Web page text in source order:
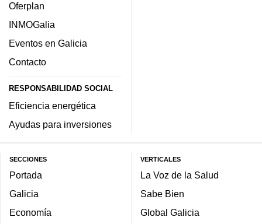
Oferplan
INMOGalia
Eventos en Galicia
Contacto
RESPONSABILIDAD SOCIAL
Eficiencia energética
Ayudas para inversiones
SECCIONES
Portada
Galicia
Economía
VERTICALES
La Voz de la Salud
Sabe Bien
Global Galicia